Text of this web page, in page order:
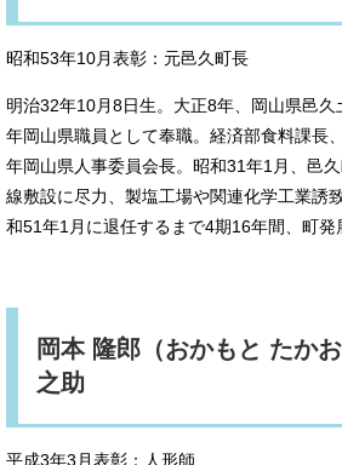
昭和53年10月表彰：元邑久町長
明治32年10月8日生。大正8年、岡山県邑
年岡山県職員として奉職。経済部食料課長
年岡山県人事委員会長。昭和31年1月、邑
線敷設に尽力、製塩工場や関連化学工業誘
和51年1月に退任するまで4期16年間、町発
岡本 隆郎（おかもと たか
之助
平成3年3月表彰：人形師